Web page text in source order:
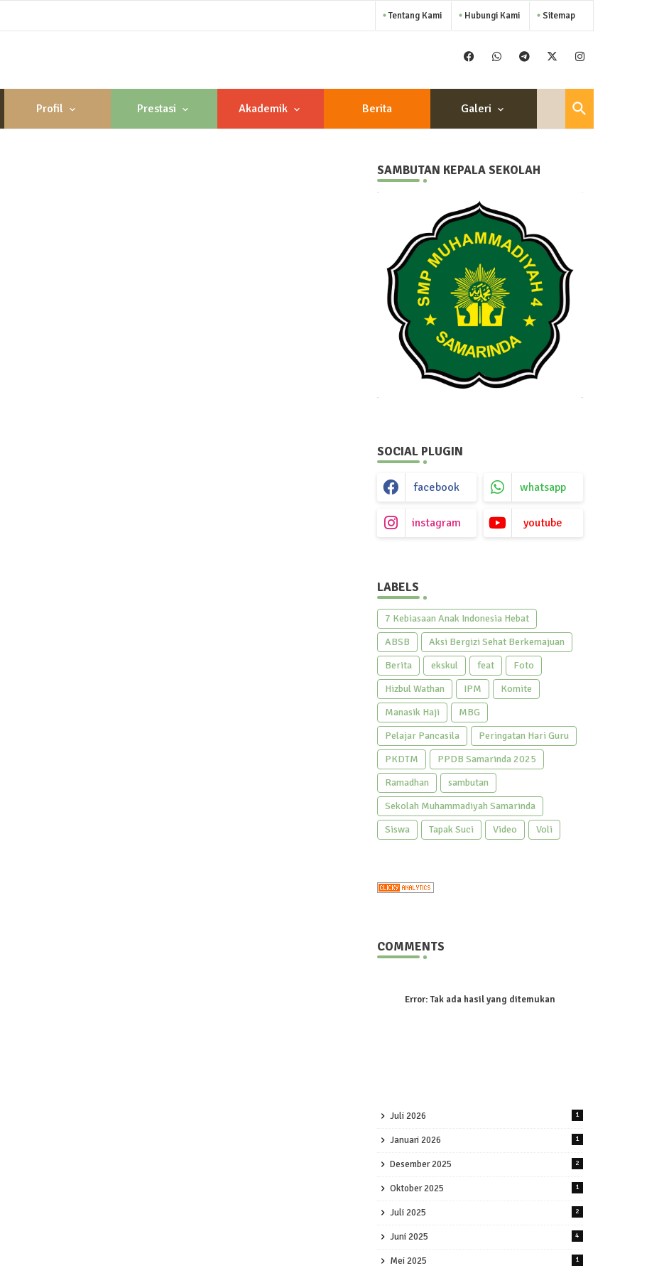
Tentang Kami Hubungi Kami Sitemap
Profil Prestasi Akademik Berita Galeri
SAMBUTAN KEPALA SEKOLAH
SOCIAL PLUGIN
facebook whatsapp
instagram youtube
LABELS
7 Kebiasaan Anak Indonesia Hebat
ABSB
Aksi Bergizi Sehat Berkemajuan
Berita
ekskul feat
Foto
Hizbul Wathan
IPM
Komite
Manasik Haji
MBG
Pelajar Pancasila
Peringatan Hari Guru
PKDTM
PPDB Samarinda 2025
Ramadhan
sambutan
Sekolah Muhammadiyah Samarinda
Siswa
Tapak Suci Video Voli
COMMENTS
Error:Tak ada hasil yang ditemukan
Juli 2026 1
Januari 2026 1
Desember 2025 2
Oktober 2025 1
Juli 2025 2
Juni 2025 4
Mei 2025 1